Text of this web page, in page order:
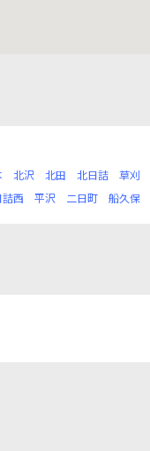
北沢 北田 北日詰 草刈
詰西 平沢 二日町 船久保